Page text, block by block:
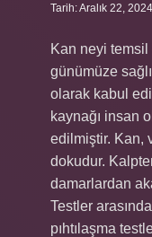
Tarih: Aralık 22, 2024
Kan neyi
günümüze
olarak kabul
kaynağı insan
edilmiştir. Kan,
dokudur.
damarlardan
Testler
pıhtılaşma